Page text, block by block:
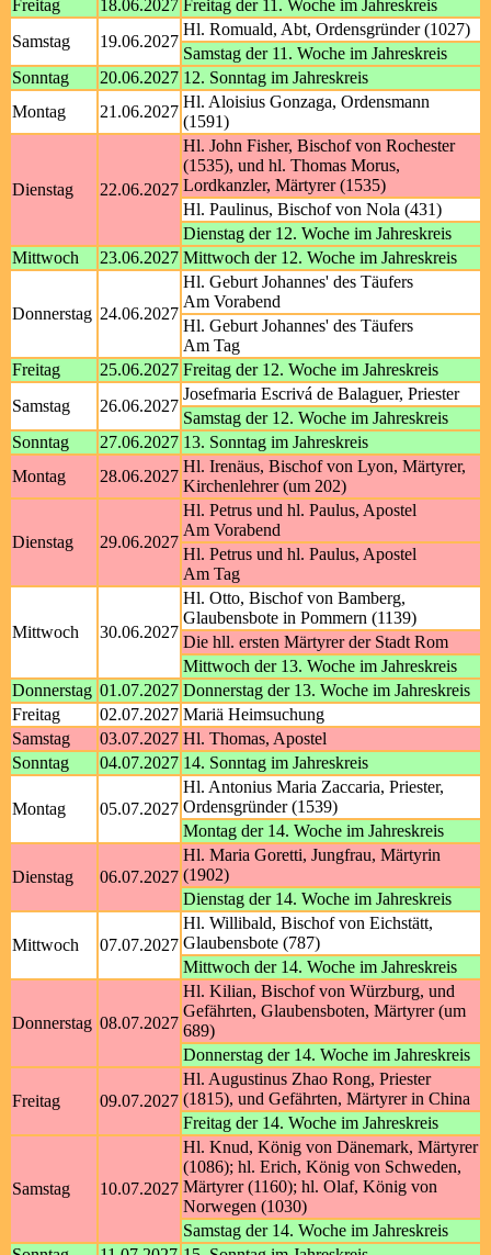
Freitag
18.06.2027 Freitag der 11. Woche im Jahreskreis
Samstag
19.06.2027
Hl. Romuald, Abt, Ordensgründer (1027)
Samstag der 11. Woche im Jahreskreis
Sonntag
20.06.2027 12. Sonntag im Jahreskreis
Montag
21.06.2027
Hl. Aloisius Gonzaga, Ordensmann
(1591)
Dienstag 22.06.2027
Hl. John Fisher, Bischof von Rochester
(1535), und hl. Thomas Morus,
Lordkanzler, Märtyrer (1535)
Hl. Paulinus, Bischof von Nola (431)
Dienstag der 12. Woche im Jahreskreis
Mittwoch
23.06.2027 Mittwoch der 12. Woche im Jahreskreis
Donnerstag 24.06.2027
Hl. Geburt Johannes' des Täufers
Am Vorabend
Hl. Geburt Johannes' des Täufers
Am Tag
Freitag
25.06.2027 Freitag der 12. Woche im Jahreskreis
Samstag
26.06.2027
Josefmaria Escrivá de Balaguer, Priester
Samstag der 12. Woche im Jahreskreis
Sonntag
27.06.2027 13. Sonntag im Jahreskreis
Montag
28.06.2027
Hl. Irenäus, Bischof von Lyon, Märtyrer,
Kirchenlehrer (um 202)
Dienstag 29.06.2027
Hl. Petrus und hl. Paulus, Apostel
Am Vorabend
Hl. Petrus und hl. Paulus, Apostel
Am Tag
Mittwoch 30.06.2027
Hl. Otto, Bischof von Bamberg,
Glaubensbote in Pommern (1139)
Die hll. ersten Märtyrer der Stadt Rom
Mittwoch der 13. Woche im Jahreskreis
Donnerstag 01.07.2027 Donnerstag der 13. Woche im Jahreskreis
Freitag
02.07.2027 Mariä Heimsuchung
Samstag
03.07.2027 Hl. Thomas, Apostel
Sonntag
04.07.2027 14. Sonntag im Jahreskreis
Montag 05.07.2027
Hl. Antonius Maria Zaccaria, Priester,
Ordensgründer (1539)
Montag der 14. Woche im Jahreskreis
Dienstag 06.07.2027
Hl. Maria Goretti, Jungfrau, Märtyrin
(1902)
Dienstag der 14. Woche im Jahreskreis
Mittwoch 07.07.2027
Hl. Willibald, Bischof von Eichstätt,
Glaubensbote (787)
Mittwoch der 14. Woche im Jahreskreis
Donnerstag 08.07.2027
Hl. Kilian, Bischof von Würzburg, und
Gefährten, Glaubensboten, Märtyrer (um
689)
Donnerstag der 14. Woche im Jahreskreis
Freitag 09.07.2027
Hl. Augustinus Zhao Rong, Priester
(1815), und Gefährten, Märtyrer in China
Freitag der 14. Woche im Jahreskreis
Samstag 10.07.2027
Hl. Knud, König von Dänemark, Märtyrer
(1086); hl. Erich, König von Schweden,
Märtyrer (1160); hl. Olaf, König von
Norwegen (1030)
Samstag der 14. Woche im Jahreskreis